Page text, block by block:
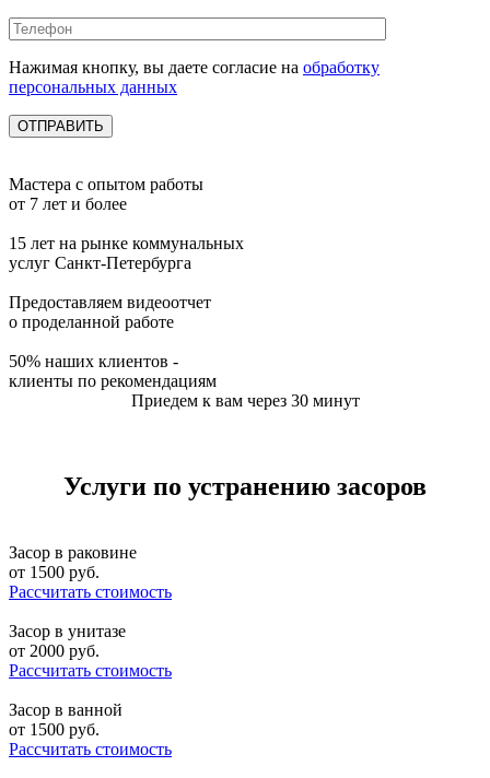
Нажимая кнопку, вы даете согласие на обработку
персональных данных
Мастера с опытом работы
от 7 лет и более
15 лет на рынке коммунальных
услуг Санкт-Петербурга
Предоставляем видеоотчет
о проделанной работе
50% наших клиентов -
клиенты по рекомендациям
Приедем к вам через 30 минут
Услуги по устранению засоров
Засор в раковине
от 1500 руб.
Рассчитать стоимость
Засор в унитазе
от 2000 руб.
Рассчитать стоимость
Засор в ванной
от 1500 руб.
Рассчитать стоимость